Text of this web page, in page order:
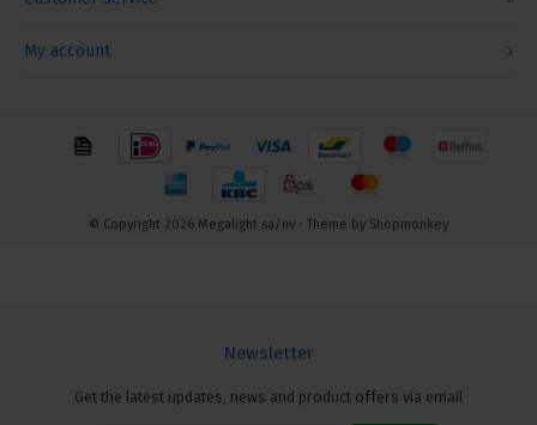
My account
© Copyright 2026 Megalight sa/nv - Theme by Shopmonkey
Newsletter
Get the latest updates, news and product offers via email